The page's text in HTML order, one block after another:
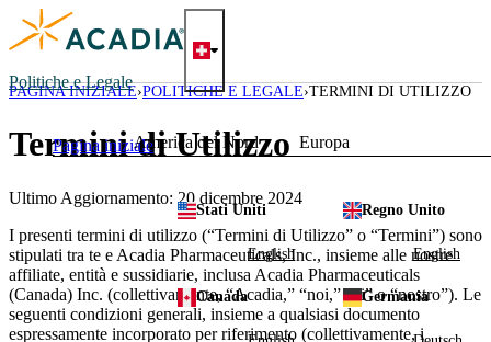
Skip
to
Politiche e Legale
America del Nord
Stati Uniti
English
Canada
Europa
Regno Unito
English
Germania
Pagina iniziale
PAGINA INIZIALE POLITICHE E LEGALE TERMINI DI UTILIZZO
Termini di Utilizzo
Ultimo Aggiornamento: 20 dicembre 2024
I presenti termini di utilizzo (“Termini di Utilizzo” o “Termini”) sono
stipulati tra te e Acadia Pharmaceuticals, Inc., insieme alle nostre
affiliate, entità e sussidiarie, inclusa Acadia Pharmaceuticals
(Canada) Inc. (collettivamente, “Acadia,” “noi,” “ci” o “nostro”). Le
seguenti condizioni generali, insieme a qualsiasi documento
espressamente incorporato per riferimento (collettivamente, i